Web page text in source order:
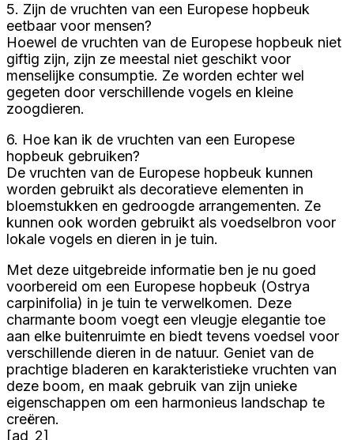
5. Zijn de vruchten van een Europese hopbeuk
eetbaar voor mensen?
Hoewel de vruchten van de Europese hopbeuk niet
giftig zijn, zijn ze meestal niet geschikt voor
menselijke consumptie. Ze worden echter wel
gegeten door verschillende vogels en kleine
zoogdieren.
6. Hoe kan ik de vruchten van een Europese
hopbeuk gebruiken?
De vruchten van de Europese hopbeuk kunnen
worden gebruikt als decoratieve elementen in
bloemstukken en gedroogde arrangementen. Ze
kunnen ook worden gebruikt als voedselbron voor
lokale vogels en dieren in je tuin.
Met deze uitgebreide informatie ben je nu goed
voorbereid om een Europese hopbeuk (Ostrya
carpinifolia) in je tuin te verwelkomen. Deze
charmante boom voegt een vleugje elegantie toe
aan elke buitenruimte en biedt tevens voedsel voor
verschillende dieren in de natuur. Geniet van de
prachtige bladeren en karakteristieke vruchten van
deze boom, en maak gebruik van zijn unieke
eigenschappen om een harmonieus landschap te
creëren.
[ad_2]